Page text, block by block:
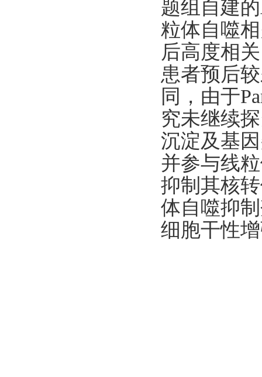
题组自建
粒体自噬
后高度相
患者预后
同，由于
究未继续
沉淀及基
并参与线
抑制其核
体自噬抑
细胞干性